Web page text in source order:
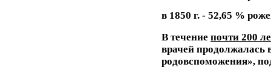
в 1850 г. - 52,65 %
В течение почти 200
врачей продолжалась
родовспоможения»,